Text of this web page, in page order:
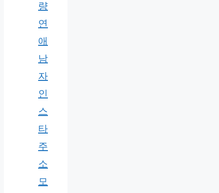
량
연
애
남
자
인
스
타
주
소
모